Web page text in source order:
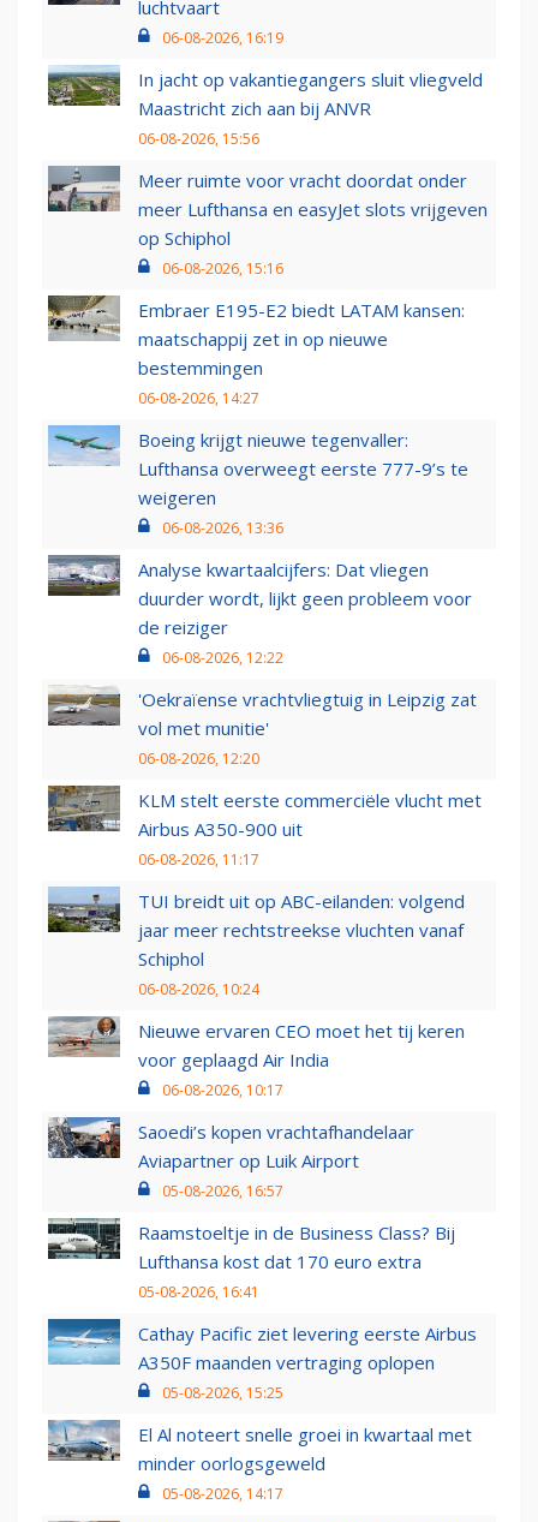
luchtvaart
06-08-2026, 16:19
In jacht op vakantiegangers sluit vliegveld
Maastricht zich aan bij ANVR
06-08-2026, 15:56
Meer ruimte voor vracht doordat onder
meer Lufthansa en easyJet slots vrijgeven
op Schiphol
06-08-2026, 15:16
Embraer E195-E2 biedt LATAM kansen:
maatschappij zet in op nieuwe
bestemmingen
06-08-2026, 14:27
Boeing krijgt nieuwe tegenvaller:
Lufthansa overweegt eerste 777-9’s te
weigeren
06-08-2026, 13:36
Analyse kwartaalcijfers: Dat vliegen
duurder wordt, lijkt geen probleem voor
de reiziger
06-08-2026, 12:22
'Oekraïense vrachtvliegtuig in Leipzig zat
vol met munitie'
06-08-2026, 12:20
KLM stelt eerste commerciële vlucht met
Airbus A350-900 uit
06-08-2026, 11:17
TUI breidt uit op ABC-eilanden: volgend
jaar meer rechtstreekse vluchten vanaf
Schiphol
06-08-2026, 10:24
Nieuwe ervaren CEO moet het tij keren
voor geplaagd Air India
06-08-2026, 10:17
Saoedi’s kopen vrachtafhandelaar
Aviapartner op Luik Airport
05-08-2026, 16:57
Raamstoeltje in de Business Class? Bij
Lufthansa kost dat 170 euro extra
05-08-2026, 16:41
Cathay Pacific ziet levering eerste Airbus
A350F maanden vertraging oplopen
05-08-2026, 15:25
El Al noteert snelle groei in kwartaal met
minder oorlogsgeweld
05-08-2026, 14:17